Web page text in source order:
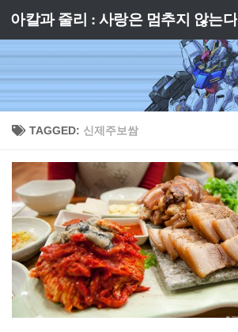
Skip to content
아칼과 줄리 : 사랑은 멈추지 않는다
TAGGED: 신제주보쌈